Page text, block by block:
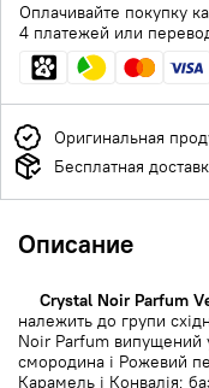
Оплачивайте покупку
4 платежей или
Оригинальная
Бесплатная
Описание
Crystal Noir Parfum
належить до групи
Noir Parfum випущений
смородина і Рожевий
Карамель і Конвалія;